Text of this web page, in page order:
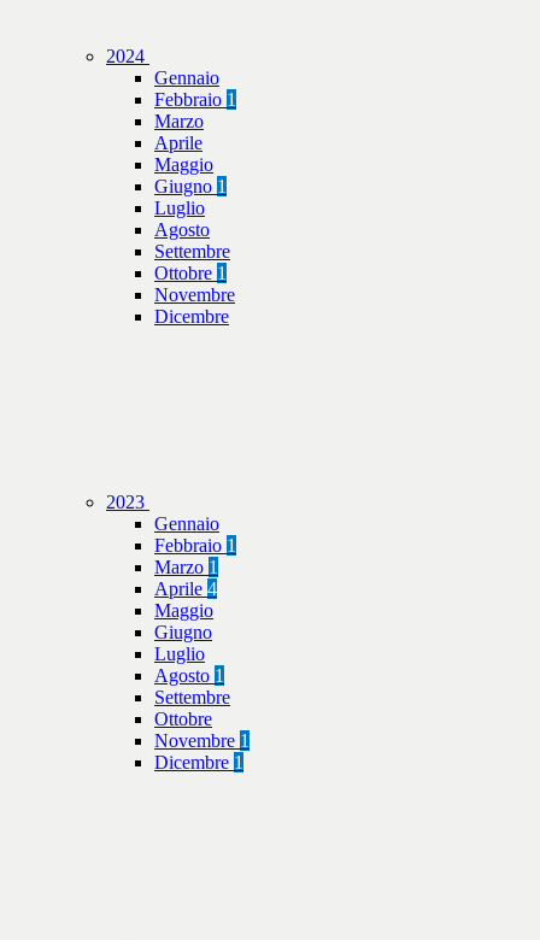
2024
Gennaio
Febbraio 1
Marzo
Aprile
Maggio
Giugno 1
Luglio
Agosto
Settembre
Ottobre 1
Novembre
Dicembre
2023
Gennaio
Febbraio 1
Marzo 1
Aprile 4
Maggio
Giugno
Luglio
Agosto 1
Settembre
Ottobre
Novembre 1
Dicembre 1